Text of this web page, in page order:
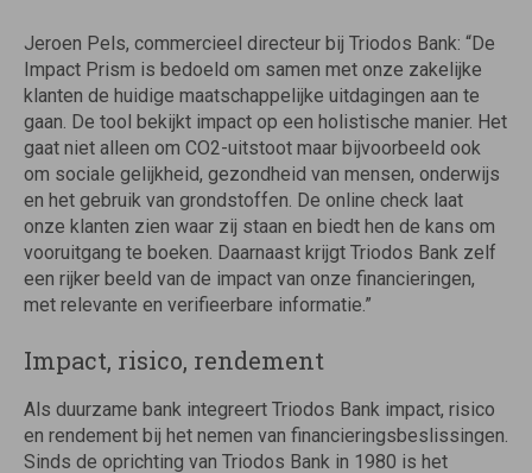
Jeroen Pels, commercieel directeur bij Triodos Bank: “De
Impact Prism is bedoeld om samen met onze zakelijke
klanten de huidige maatschappelijke uitdagingen aan te
gaan. De tool bekijkt impact op een holistische manier. Het
gaat niet alleen om CO2-uitstoot maar bijvoorbeeld ook
om sociale gelijkheid, gezondheid van mensen, onderwijs
en het gebruik van grondstoffen. De online check laat
onze klanten zien waar zij staan en biedt hen de kans om
vooruitgang te boeken. Daarnaast krijgt Triodos Bank zelf
een rijker beeld van de impact van onze financieringen,
met relevante en verifieerbare informatie.”
Impact, risico, rendement
Als duurzame bank integreert Triodos Bank impact, risico
en rendement bij het nemen van financieringsbeslissingen.
Sinds de oprichting van Triodos Bank in 1980 is het